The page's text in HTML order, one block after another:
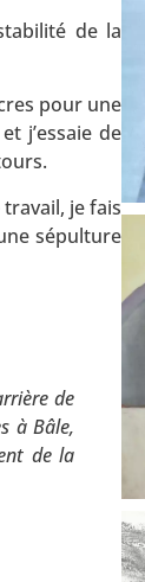
de la
pour une
j’essaie de
je fais
sépulture
de
à Bâle,
de la